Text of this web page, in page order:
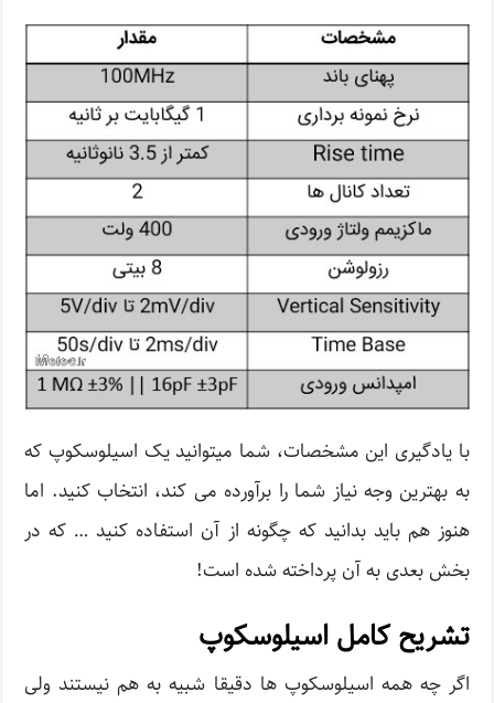
با یادگیری این مشخصات، شما میتوانید یک اسیلوسکوپ که
به بهترین وجه نیاز شما را برآورده می کند، انتخاب کنید. اما
هنوز هم باید بدانید که چگونه از آن استفاده کنید … که در
بخش بعدی به آن پرداخته شده است!
تشریح کامل اسیلوسکوپ
اگر چه همه اسیلوسکوپ ها دقیقا شبیه به هم نیستند ولی